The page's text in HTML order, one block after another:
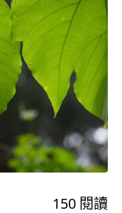
150 閱讀